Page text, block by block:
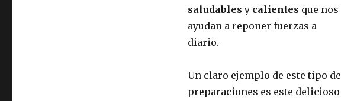
saludables y calientes que nos
ayudan a reponer fuerzas a
diario.
Un claro ejemplo de este tipo de
preparaciones es este delicioso